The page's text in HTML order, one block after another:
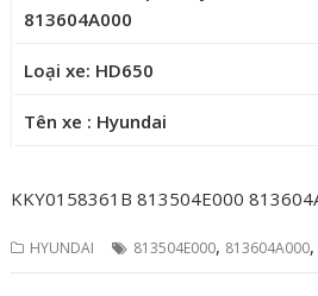
813604A000
Loại xe: HD650
Tên xe : Hyundai
KKY0158361B 813504E000
HYUNDAI 813504E000, 813604A000,